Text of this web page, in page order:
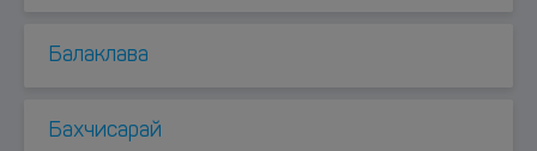
Балаклава
Бахчисарай